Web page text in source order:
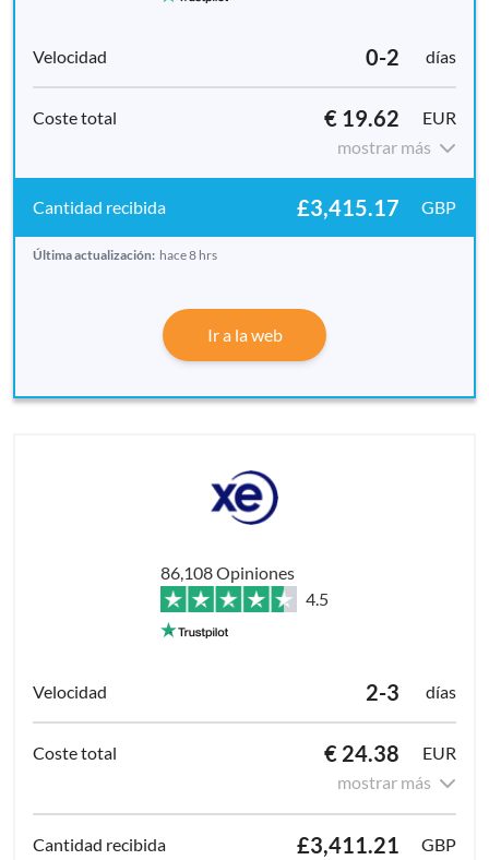
0-2 días
€ 19.62
EUR
mostrar más
£3,415.17 GBP
Última actualización: hace 8 hrs
Ir a la web
86,108 Opiniones
4.5
2-3 días
€ 24.38
EUR
mostrar más
£3,411.21 GBP